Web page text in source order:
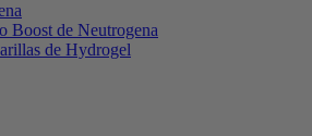
Boost de Neutrogena
de Hydrogel